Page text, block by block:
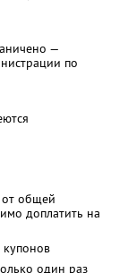
—
по
от общей
доплатить на
один раз